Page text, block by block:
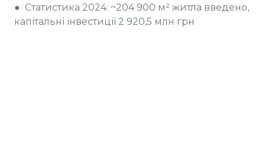
● Статистика 2024: ~204 900 м² житла введено,
капітальні інвестиції 2 920,5 млн грн